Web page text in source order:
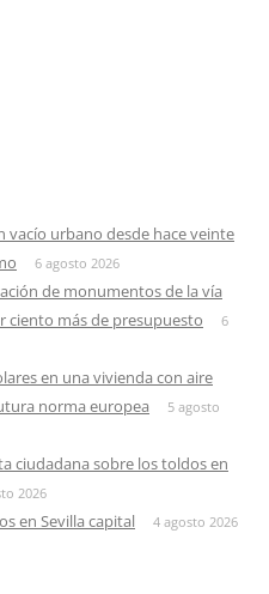
urbano desde hace veinte
6 agosto 2026
de monumentos de la vía
ciento más de presupuesto
6
en una vivienda con aire
norma europea
5 agosto
ciudadana sobre los toldos en
2026
en Sevilla capital 4 agosto 2026